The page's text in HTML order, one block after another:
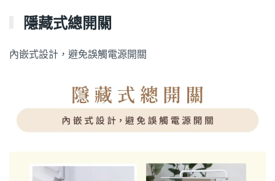
隱藏式總開關
內嵌式設計，避免誤觸電源開關